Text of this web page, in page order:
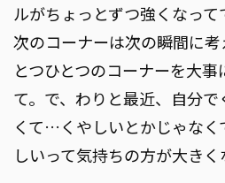
ルがちょっとずつ強くなって
次のコーナーは次の瞬間に
とつひとつのコーナーを大
て。で、わりと最近、自分
くて…くやしいとかじゃなく
しいって気持ちの方が大きく